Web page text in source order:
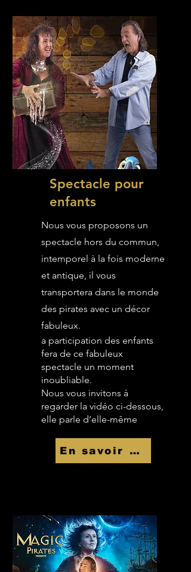
Spectacle pour
enfants
Nous vous proposons un
spectacle hors du commun,
intemporel à la fois moderne
et antique, il vous
transportera dans le monde
des pirates avec un décor
fabuleux.
a participation des enfants
fera de ce fabuleux
spectacle un moment
inoubliable.
Nous vous invitons à
regarder la vidéo ci-dessous,
elle parle d’elle-même
En savoir Plus